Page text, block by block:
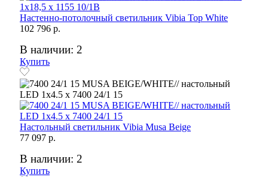
Настенно-потолочный светильник Vibia Top White
102 796 р.
В наличии: 2
Купить
Настольный светильник Vibia Musa Beige
77 097 р.
В наличии: 2
Купить